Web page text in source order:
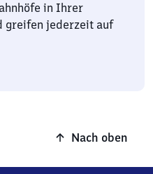
in Ihrer
greifen jederzeit auf
Nach oben